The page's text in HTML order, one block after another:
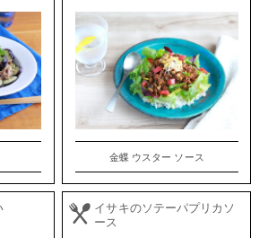
金蝶 ウスター ソース
イサキのソテーパプリカソ
ース